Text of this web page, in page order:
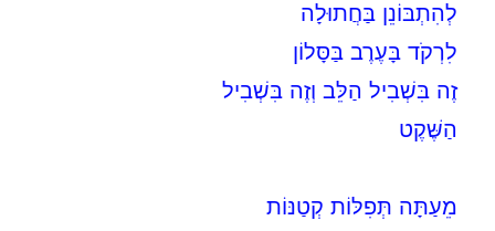
לְהִתְבּוֹנֵן בַּחֲתוּלָה
לִרְקֹד בָּעֶרֶב בַּסָּלוֹן
זֶה בִּשְׁבִיל הַלֵּב וְזֶה בִּשְׁבִיל
הַשֶּׁקֶט
מֵעַתָּה תְּפִלּוֹת קְטַנּוֹת